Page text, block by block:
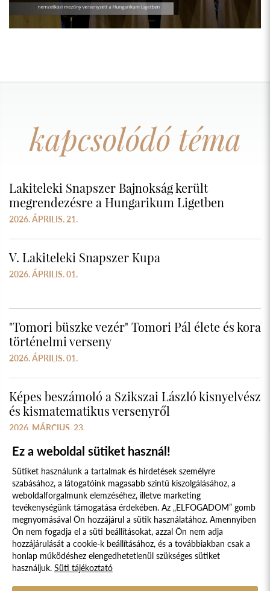
kapcsolódó téma
Lakiteleki Snapszer Bajnokság került
megrendezésre a Hungarikum Ligetben
2026. ÁPRILIS. 21.
V. Lakiteleki Snapszer Kupa
2026. ÁPRILIS. 01.
"Tomori büszke vezér" Tomori Pál élete és kora
történelmi verseny
2026. ÁPRILIS. 01.
Képes beszámoló a Szikszai László kisnyelvész
és kismatematikus versenyről
2026. MÁRCIUS. 23.
Süti szabályzat Adatvédelmi nyilatkozat
Jogi nyilatkozat
© 2017 - 2026 NÉPFŐISKOLA ALAPÍTVÁNY, LAKITELEK. MINDEN JOG
Ez a weboldal sütiket használ!
Sütiket használunk a tartalmak és hirdetések személyre
szabásához, a látogatóink magasabb szintű kiszolgálásához, a
weboldalforgalmunk elemzéséhez, illetve marketing
tevékenységünk támogatása érdekében. Az „ELFOGADOM” gomb
megnyomásával Ön hozzájárul a sütik használatához. Amennyiben
Ön nem fogadja el a süti beállításokat, azzal Ön nem adja
hozzájárulását a cookie-k beállításához, és a továbbiakban csak a
honlap működéshez elengedhetetlenül szükséges sütiket
használjuk. Süti tájékoztató